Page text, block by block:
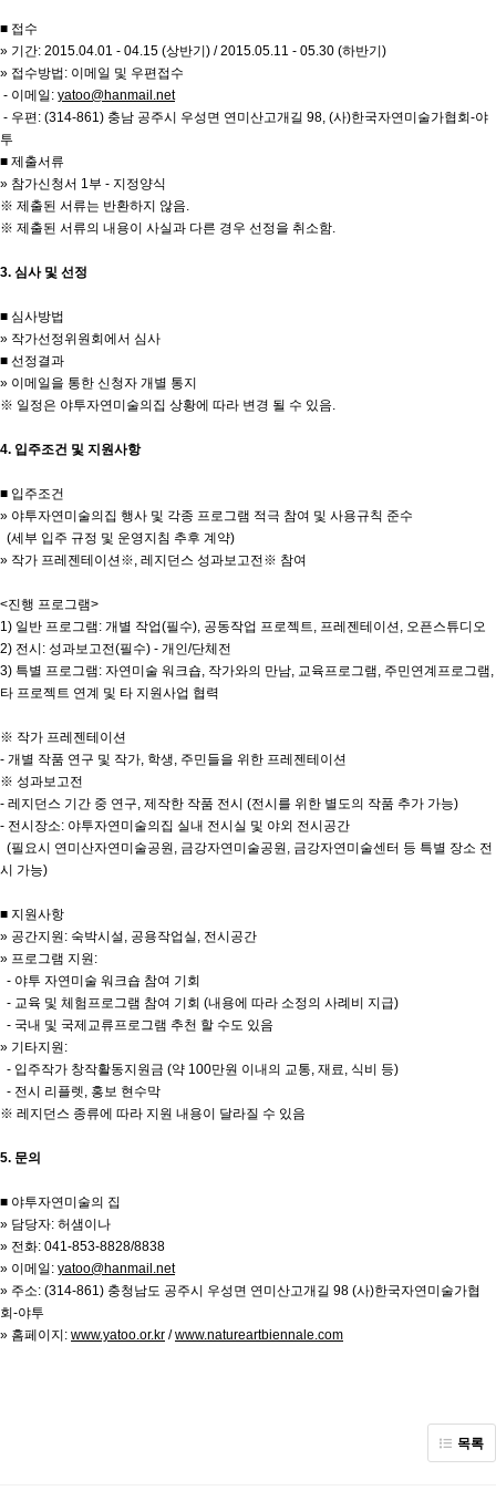
■ 접수
» 기간: 2015.04.01 - 04.15 (상반기) / 2015.05.11 - 05.30 (하반기)
» 접수방법: 이메일 및 우편접수
- 이메일: yatoo@hanmail.net
- 우편: (314-861) 충남 공주시 우성면 연미산고개길 98, (사)한국자연미술가협회-야
투
■ 제출서류
» 참가신청서 1부 - 지정양식
※ 제출된 서류는 반환하지 않음.
※ 제출된 서류의 내용이 사실과 다른 경우 선정을 취소함.
3. 심사 및 선정
■ 심사방법
» 작가선정위원회에서 심사
■ 선정결과
» 이메일을 통한 신청자 개별 통지
※ 일정은 야투자연미술의집 상황에 따라 변경 될 수 있음.
4. 입주조건 및 지원사항
■ 입주조건
» 야투자연미술의집 행사 및 각종 프로그램 적극 참여 및 사용규칙 준수
(세부 입주 규정 및 운영지침 추후 계약)
» 작가 프레젠테이션※, 레지던스 성과보고전※ 참여
<진행 프로그램>
1) 일반 프로그램: 개별 작업(필수), 공동작업 프로젝트, 프레젠테이션, 오픈스튜디오
2) 전시: 성과보고전(필수) - 개인/단체전
3) 특별 프로그램: 자연미술 워크숍, 작가와의 만남, 교육프로그램, 주민연계프로그램,
타 프로젝트 연계 및 타 지원사업 협력
※ 작가 프레젠테이션
- 개별 작품 연구 및 작가, 학생, 주민들을 위한 프레젠테이션
※ 성과보고전
- 레지던스 기간 중 연구, 제작한 작품 전시 (전시를 위한 별도의 작품 추가 가능)
- 전시장소: 야투자연미술의집 실내 전시실 및 야외 전시공간
(필요시 연미산자연미술공원, 금강자연미술공원, 금강자연미술센터 등 특별 장소 전
시 가능)
■ 지원사항
» 공간지원: 숙박시설, 공용작업실, 전시공간
» 프로그램 지원:
- 야투 자연미술 워크숍 참여 기회
- 교육 및 체험프로그램 참여 기회 (내용에 따라 소정의 사례비 지급)
- 국내 및 국제교류프로그램 추천 할 수도 있음
» 기타지원:
- 입주작가 창작활동지원금 (약 100만원 이내의 교통, 재료, 식비 등)
- 전시 리플렛, 홍보 현수막
※ 레지던스 종류에 따라 지원 내용이 달라질 수 있음
5. 문의
■ 야투자연미술의 집
» 담당자: 허샘이나
» 전화: 041-853-8828/8838
» 이메일: yatoo@hanmail.net
» 주소: (314-861) 충청남도 공주시 우성면 연미산고개길 98 (사)한국자연미술가협
회-야투
» 홈페이지: www.yatoo.or.kr /www.natureartbiennale.com
목록